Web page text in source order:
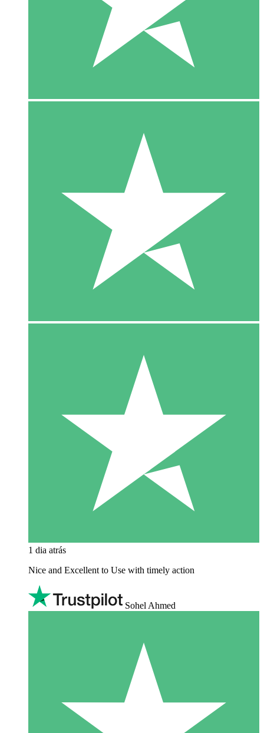
1 dia atrás
Nice and Excellent to Use with timely action
Sohel Ahmed